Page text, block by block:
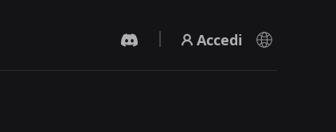
Accedi